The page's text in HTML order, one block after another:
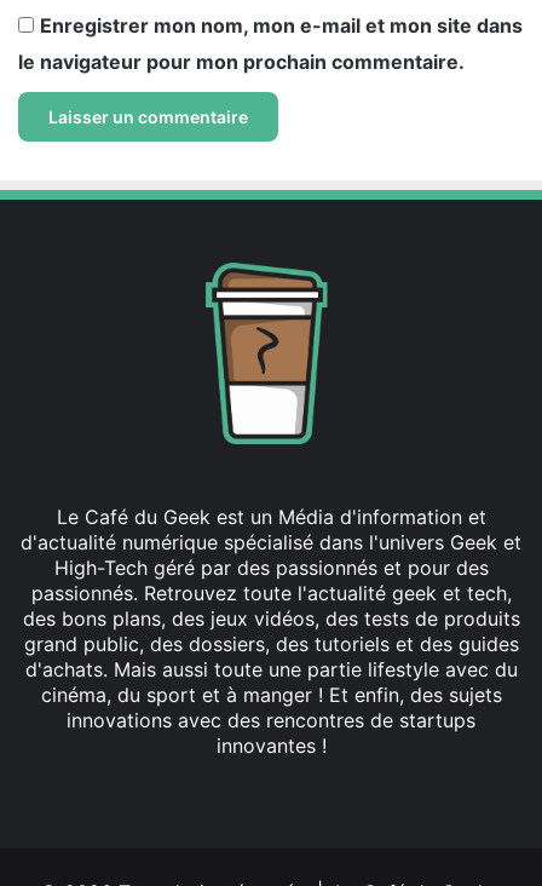
Enregistrer mon nom, mon e-mail et mon site dans
le navigateur pour mon prochain commentaire.
Le Café du Geek est un Média d'information et
d'actualité numérique spécialisé dans l'univers Geek et
High-Tech géré par des passionnés et pour des
passionnés. Retrouvez toute l'actualité geek et tech,
des bons plans, des jeux vidéos, des tests de produits
grand public, des dossiers, des tutoriels et des guides
d'achats. Mais aussi toute une partie lifestyle avec du
cinéma, du sport et à manger ! Et enfin, des sujets
innovations avec des rencontres de startups
innovantes !